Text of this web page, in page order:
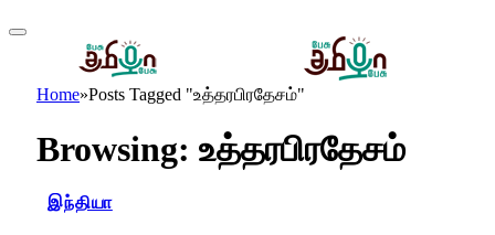
Home»Posts Tagged "உத்தரபிரதேசம்"
Browsing: உத்தரபிரதேசம்
இந்தியா